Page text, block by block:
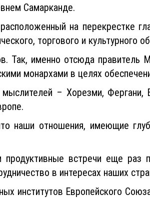
Самарканде.
на перекрестке
торгового и культурного
Так, именно отсюда
монархами в целях
– Хорезми, Фергани,
наши отношения, имеющие
встречи еще раз
в интересах наших
институтов Европейского